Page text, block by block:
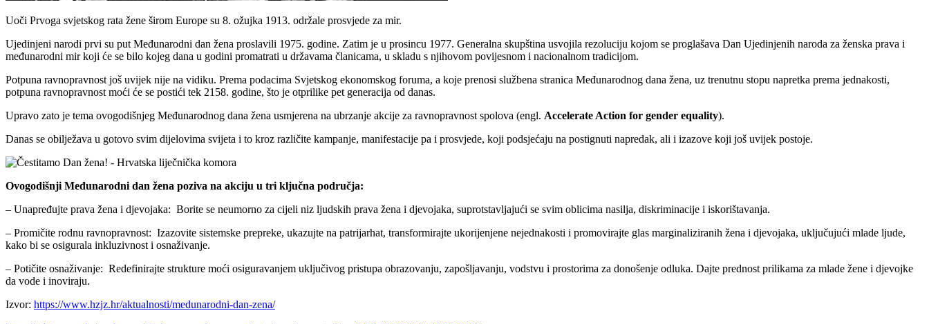
Uoči Prvoga svjetskog rata žene širom Europe su 8. ožujka 1913. održale prosvjede za mir.
Ujedinjeni narodi prvi su put Međunarodni dan žena proslavili 1975. godine. Zatim je u prosincu 1977. Generalna skupština usvojila rezoluciju kojom se proglašava Dan Ujedinjenih naroda za ženska prava i
međunarodni mir koji će se bilo kojeg dana u godini promatrati u državama članicama, u skladu s njihovom povijesnom i nacionalnom tradicijom.
Potpuna ravnopravnost još uvijek nije na vidiku. Prema podacima Svjetskog ekonomskog foruma, a koje prenosi službena stranica Međunarodnog dana žena, uz trenutnu stopu napretka prema jednakosti,
potpuna ravnopravnost moći će se postići tek 2158. godine, što je otprilike pet generacija od danas.
Upravo zato je tema ovogodišnjeg Međunarodnog dana žena usmjerena na ubrzanje akcije za ravnopravnost spolova (engl. Accelerate Action for gender equality).
Danas se obilježava u gotovo svim dijelovima svijeta i to kroz različite kampanje, manifestacije pa i prosvjede, koji podsjećaju na postignuti napredak, ali i izazove koji još uvijek postoje.
Ovogodišnji Međunarodni dan žena poziva na akciju u tri ključna područja:
– Unapređujte prava žena i djevojaka: Borite se neumorno za cijeli niz ljudskih prava žena i djevojaka, suprotstavljajući se svim oblicima nasilja, diskriminacije i iskorištavanja.
– Promičite rodnu ravnopravnost: Izazovite sistemske prepreke, ukazujte na patrijarhat, transformirajte ukorijenjene nejednakosti i promovirajte glas marginaliziranih žena i djevojaka, uključujući mlade ljude,
kako bi se osigurala inkluzivnost i osnaživanje.
– Potičite osnaživanje: Redefinirajte strukture moći osiguravanjem uključivog pristupa obrazovanju, zapošljavanju, vodstvu i prostorima za donošenje odluka. Dajte prednost prilikama za mlade žene i djevojke
da vode i inoviraju.
Izvor: https://www.hzjz.hr/aktualnosti/medunarodni-dan-zena/